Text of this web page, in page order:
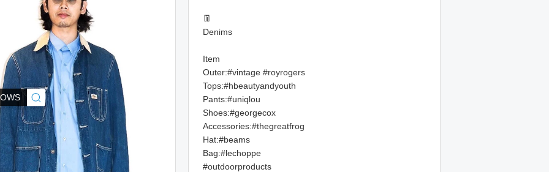
👖
Denims
Item
Outer:#vintage #royrogers
Tops:#hbeautyandyouth
Pants:#uniqlou
Shoes:#georgecox
Accessories:#thegreatfrog
Hat:#beams
Bag:#lechoppe
#outdoorproducts